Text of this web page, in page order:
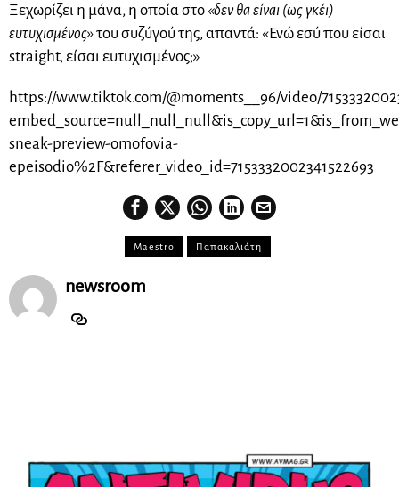
Ξεχωρίζει η μάνα, η οποία στο «δεν θα είναι (ως γκέι)
ευτυχισμένος»του συζύγού της, απαντά: «Ενώ εσύ που είσαι
straight, είσαι ευτυχισμένος;»
https://www.tiktok.com/@moments__96/video/
sneak-preview-omofovia-
epeisodio%2F&referer_video_id=7153332002341522693
Maestro Παπακαλιάτη
newsroom